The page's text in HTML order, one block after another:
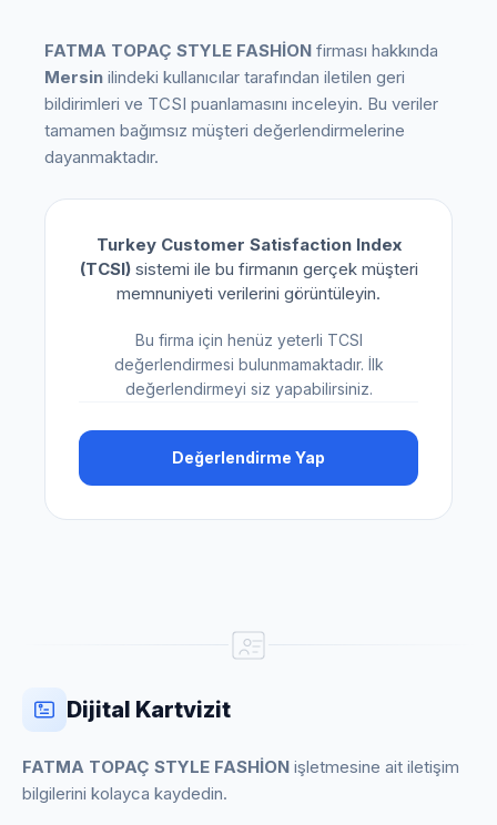
FATMA TOPAÇ STYLE FASHİON firması hakkında
Mersin ilindeki kullanıcılar tarafından iletilen geri
bildirimleri ve TCSI puanlamasını inceleyin. Bu veriler
tamamen bağımsız müşteri değerlendirmelerine
dayanmaktadır.
Turkey Customer Satisfaction Index
(TCSI)sistemi ile bu firmanın gerçek müşteri
memnuniyeti verilerini görüntüleyin.
Bu firma için henüz yeterli TCSI
değerlendirmesi bulunmamaktadır. İlk
değerlendirmeyi siz yapabilirsiniz.
Değerlendirme Yap
Dijital Kartvizit
FATMA TOPAÇ STYLE FASHİON işletmesine ait iletişim
bilgilerini kolayca kaydedin.